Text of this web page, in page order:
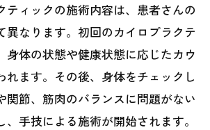
ティックの施術内容は、患者さんの
異なります。初回のカイロプラクテ
身体の状態や健康状態に応じたカウ
れます。その後、身体をチェックし
関節、筋肉のバランスに問題がない
手技による施術が開始されます。